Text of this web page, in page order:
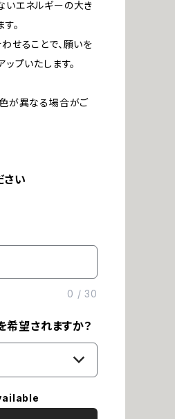
エネルギーの大き
。
せることで、願いを
プいたします。
が異なる場合がご
さい
0 /30
望されますか？